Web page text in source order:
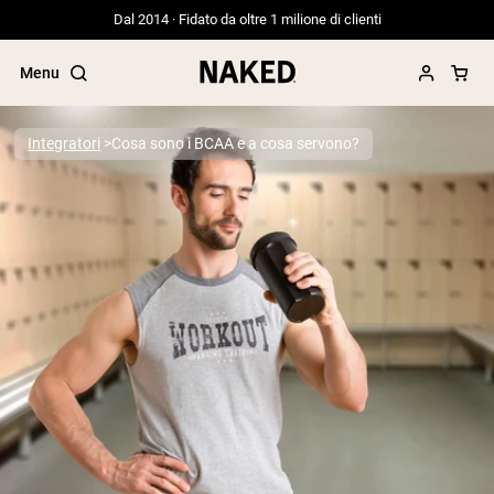
Dal 2014 · Fidato da oltre 1 milione di clienti
Menu
Termini di ricerca popolari
”Protein Powder“
”Overnight Oats“
”Vegan protein“
”Collagen“
”Micellar Casein“
PROTEIN POWDERS Best Seller
Proteina di piselli
Proteine del Siero di Latte da
Allevamento al Pascolo
Integratori Cosa sono i BCAA e a cosa servono?